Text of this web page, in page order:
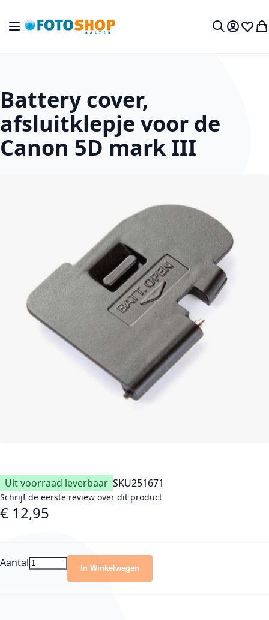
Toggle Nav
Mijn
Battery cover,
afsluitklepje voor de
Canon 5D mark III
Uit voorraad leverbaar SKU251671
Schrijf de eerste review over dit product
€ 12,95
Aantal In Winkelwagen